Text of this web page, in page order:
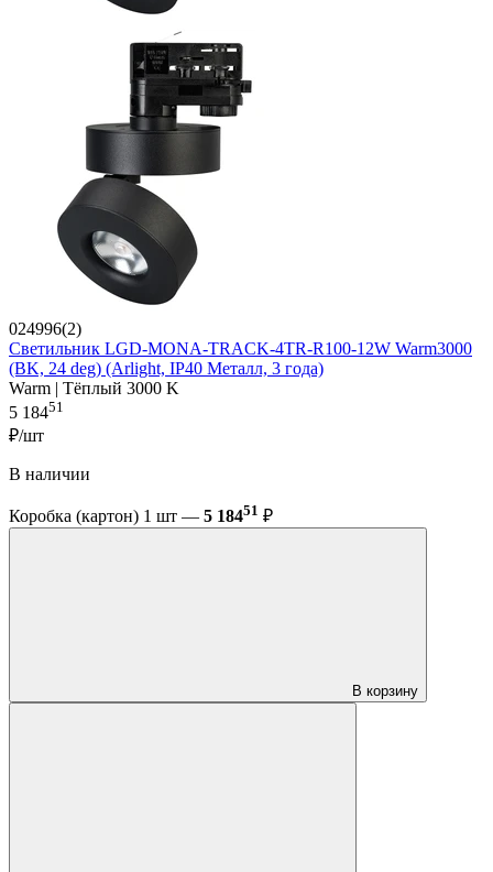
024996(2)
Светильник LGD-MONA-TRACK-4TR-R100-12W Warm3000
(BK, 24 deg) (Arlight, IP40 Металл, 3 года)
Warm | Тёплый 3000 K
5 18451
₽/шт
В наличии
Коробка (картон) 1 шт — 5 18451 ₽
В корзину